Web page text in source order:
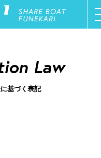
募集
一覧
Law
基づく表記